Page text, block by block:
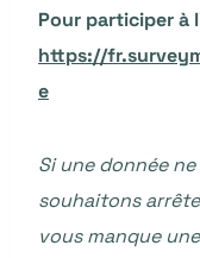
Pour participer à
https://
e
Si une donnée
souhaitons
vous manque